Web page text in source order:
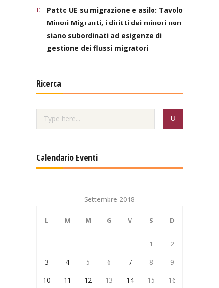
Patto UE su migrazione e asilo: Tavolo
Minori Migranti, i diritti dei minori non
siano subordinati ad esigenze di
gestione dei flussi migratori
Ricerca
Calendario Eventi
Settembre 2018
L M M G V S D
1
2
3
4 5 6 7 8
9
10
11 12 13 14 15
16